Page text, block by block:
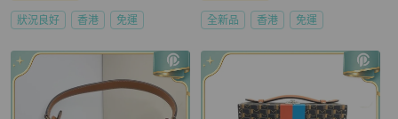
狀況良好 香港 免運 全新品 香港 免運